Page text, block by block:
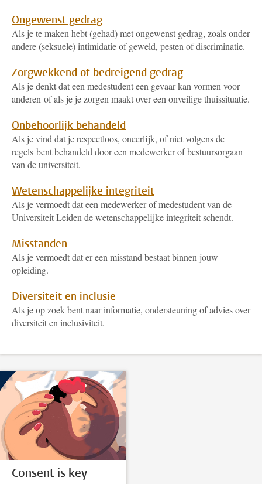
Ongewenst gedrag
Als je te maken hebt (gehad) met ongewenst gedrag, zoals onder
andere (seksuele) intimidatie of geweld, pesten of discriminatie.
Zorgwekkend of bedreigend gedrag
Als je denkt dat een medestudent een gevaar kan vormen voor
anderen of als je je zorgen maakt over een onveilige thuissituatie.
Onbehoorlijk behandeld
Als je vind dat je respectloos, oneerlijk, of niet volgens de
regels bent behandeld door een medewerker of bestuursorgaan
van de universiteit.
Wetenschappelijke integriteit
Als je vermoedt dat een medewerker of medestudent van de
Universiteit Leiden de wetenschappelijke integriteit schendt.
Misstanden
Als je vermoedt dat er een misstand bestaat binnen jouw
opleiding.
Diversiteit en inclusie
Als je op zoek bent naar informatie, ondersteuning of advies over
diversiteit en inclusiviteit.
Consent is key